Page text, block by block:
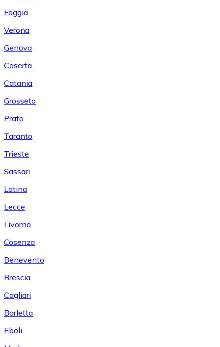
Foggia
Verona
Genova
Caserta
Catania
Grosseto
Prato
Taranto
Trieste
Sassari
Latina
Lecce
Livorno
Cosenza
Benevento
Brescia
Cagliari
Barletta
Eboli